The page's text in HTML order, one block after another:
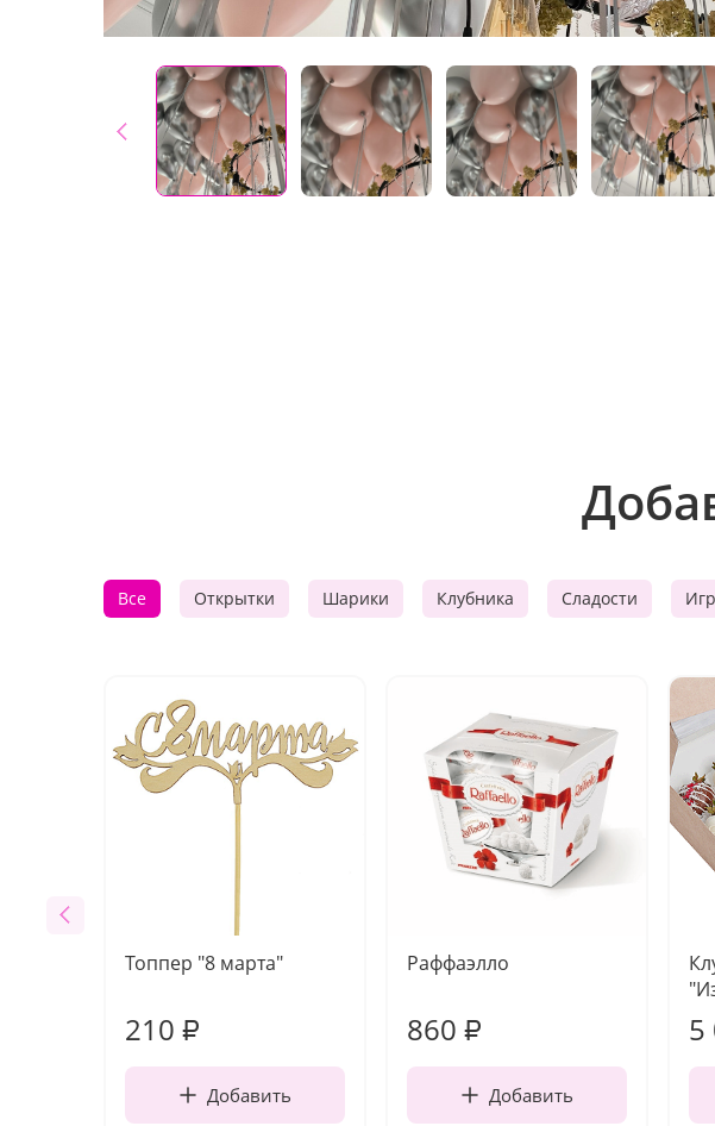
Все Открытки Шарики Клубника Сладости
Топпер "8 марта"
210 ₽
Добавить
Раффаэлло
860 ₽
Добавить
5